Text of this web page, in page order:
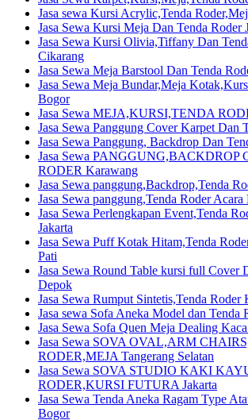
Jasa sewa Kursi Acrylic,Tenda
Jasa Sewa Kursi Meja Dan Tenda Roder
Jasa Sewa Kursi Olivia,Tiffany Dan
Cikarang
Jasa Sewa Meja Barstool Dan Tenda
Jasa Sewa Meja Bundar,Meja
Bogor
Jasa Sewa MEJA,KURSI,TENDA
Jasa Sewa Panggung Cover Karpet Dan
Jasa Sewa Panggung, Backdrop Dan
Jasa Sewa PANGGUNG,BACKDROP
RODER Karawang
Jasa Sewa panggung,Backdrop,Tenda
Jasa Sewa panggung,Tenda Roder
Jasa Sewa Perlengkapan Event,Tenda
Jakarta
Jasa Sewa Puff Kotak Hitam,Tenda
Pati
Jasa Sewa Round Table kursi full Cover
Depok
Jasa Sewa Rumput Sintetis,Tenda Roder
Jasa sewa Sofa Aneka Model dan Tenda
Jasa Sewa Sofa Quen Meja Dealing
Jasa Sewa SOVA OVAL,ARM
RODER,MEJA Tangerang Selatan
Jasa Sewa SOVA STUDIO KAKI
RODER,KURSI FUTURA Jakarta
Jasa Sewa Tenda Aneka Ragam Type
Bogor